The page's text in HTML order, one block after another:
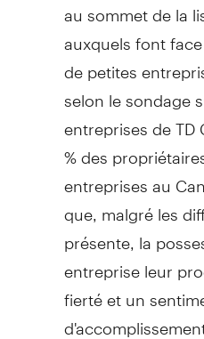
au sommet de la
auxquels font
de petites
selon le sondage
entreprises de TD
% des
entreprises au
que, malgré les
présente, la
entreprise leur
fierté et un